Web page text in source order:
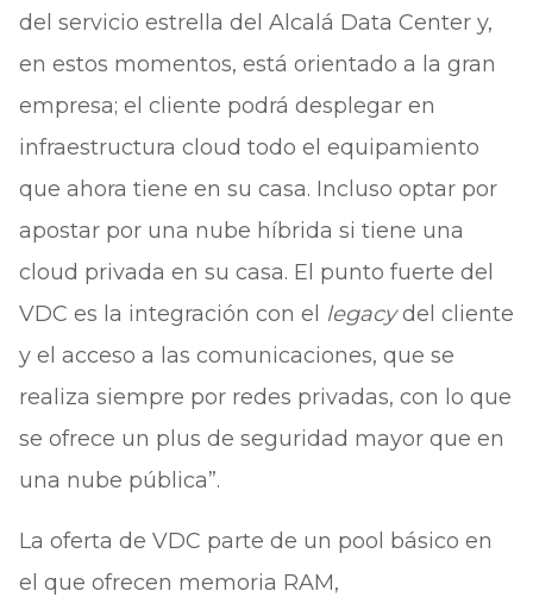
del servicio estrella del Alcalá Data Center y,
en estos momentos, está orientado a la gran
empresa; el cliente podrá desplegar en
infraestructura cloud todo el equipamiento
que ahora tiene en su casa. Incluso optar por
apostar por una nube híbrida si tiene una
cloud privada en su casa. El punto fuerte del
VDC es la integración con el legacydel cliente
y el acceso a las comunicaciones, que se
realiza siempre por redes privadas, con lo que
se ofrece un plus de seguridad mayor que en
una nube pública”.
La oferta de VDC parte de un pool básico en
el que ofrecen memoria RAM,